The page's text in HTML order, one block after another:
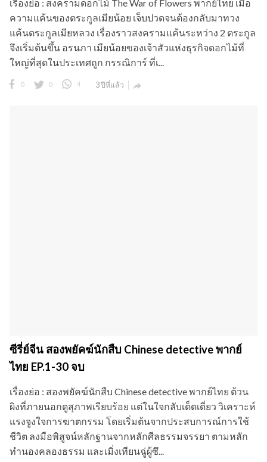
เรื่องย่อ : สงครามดอกไม้ The War of Flowers พากย์ไทย เมื่อ
ความแค้นของตระกูลเมียน้อย เจ็บปวดจนต้องกลับมาทวง
แค้นตระกูลเมียหลวง เรื่องราวสงครามแค้นระหว่าง 2 ตระกูล
จึงเริ่มต้นขึ้น อรนภา เมียน้อยของเจ้าสัวแห่งธุรกิจดอกไม้ที่
ใหญ่ที่สุดในประเทศถูก กรรณิการ์ ที่เ...
0 0 4 3 ปีที่แล้ว 
ชีวิต ลงมือพิสูจน์หลักฐานจากหลักศีลธรรมจรรยา ตามหลัก
ทำนองคลองธรรม และเมิ่งเทียนฉู่ผู้ซึ...
61 24 48 3 ปีที่แล้ว 